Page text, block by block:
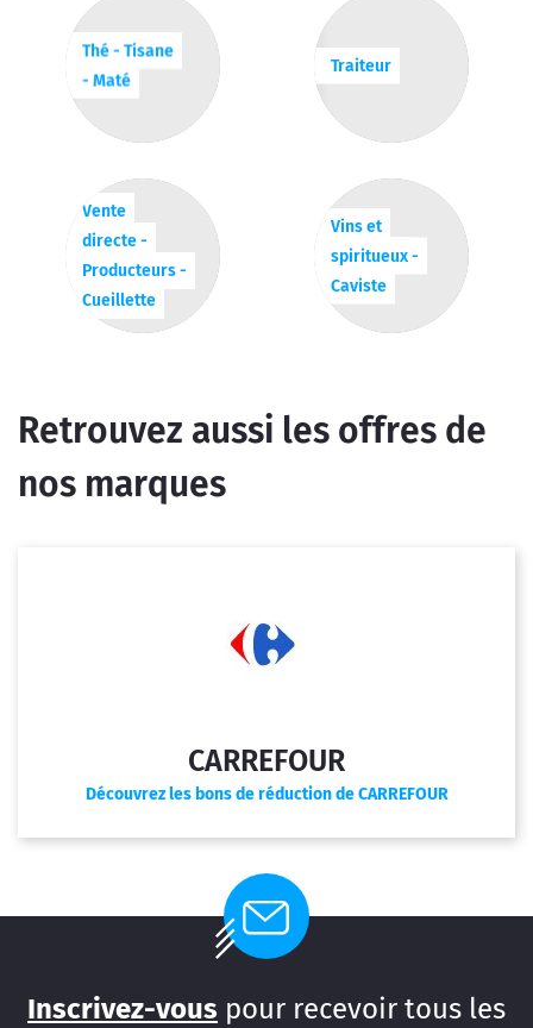
Thé - Tisane
- Maté
Traiteur
Vente
directe -
Producteurs -
Cueillette
Vins et
spiritueux -
Caviste
Retrouvez aussi les offres de
nos marques
CARREFOUR
Découvrez les bons de réduction de CARREFOUR
Inscrivez-vous pour recevoir tous les